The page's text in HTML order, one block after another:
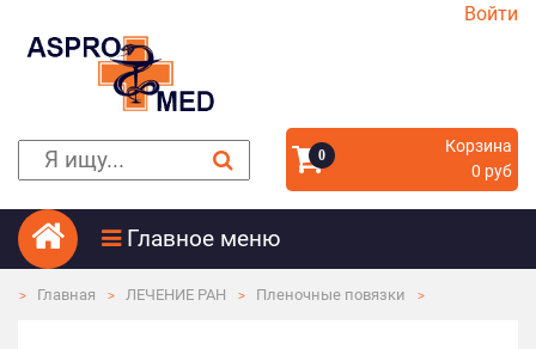
Войти
0
Корзина
0 руб
Главное меню
Главная ЛЕЧЕНИЕ РАН Пленочные повязки